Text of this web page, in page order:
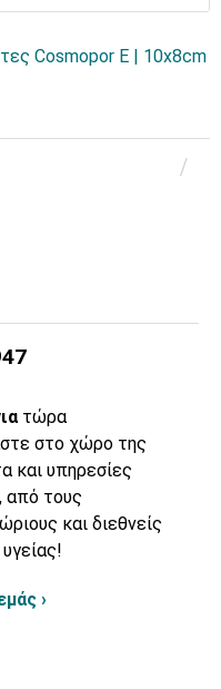
Cosmopor Ε | 10x8cm
τώρα
στο χώρο της
και υπηρεσίες
από τους
και διεθνείς
›